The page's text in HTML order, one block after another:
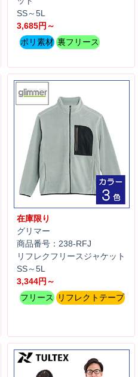
SS～5L
3,685円～
ポリ素材 裏フリース
在庫限り
グリマー
商品番号：238-RFJ
リフレクフリースジャケット
SS～5L
3,344円～
フリース リフレクトテープ